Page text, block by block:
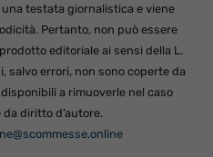
testata giornalistica e viene
Pertanto, non può essere
editoriale ai sensi della L.
salvo errori, non sono coperte da
a rimuoverle nel caso
diritto d’autore.